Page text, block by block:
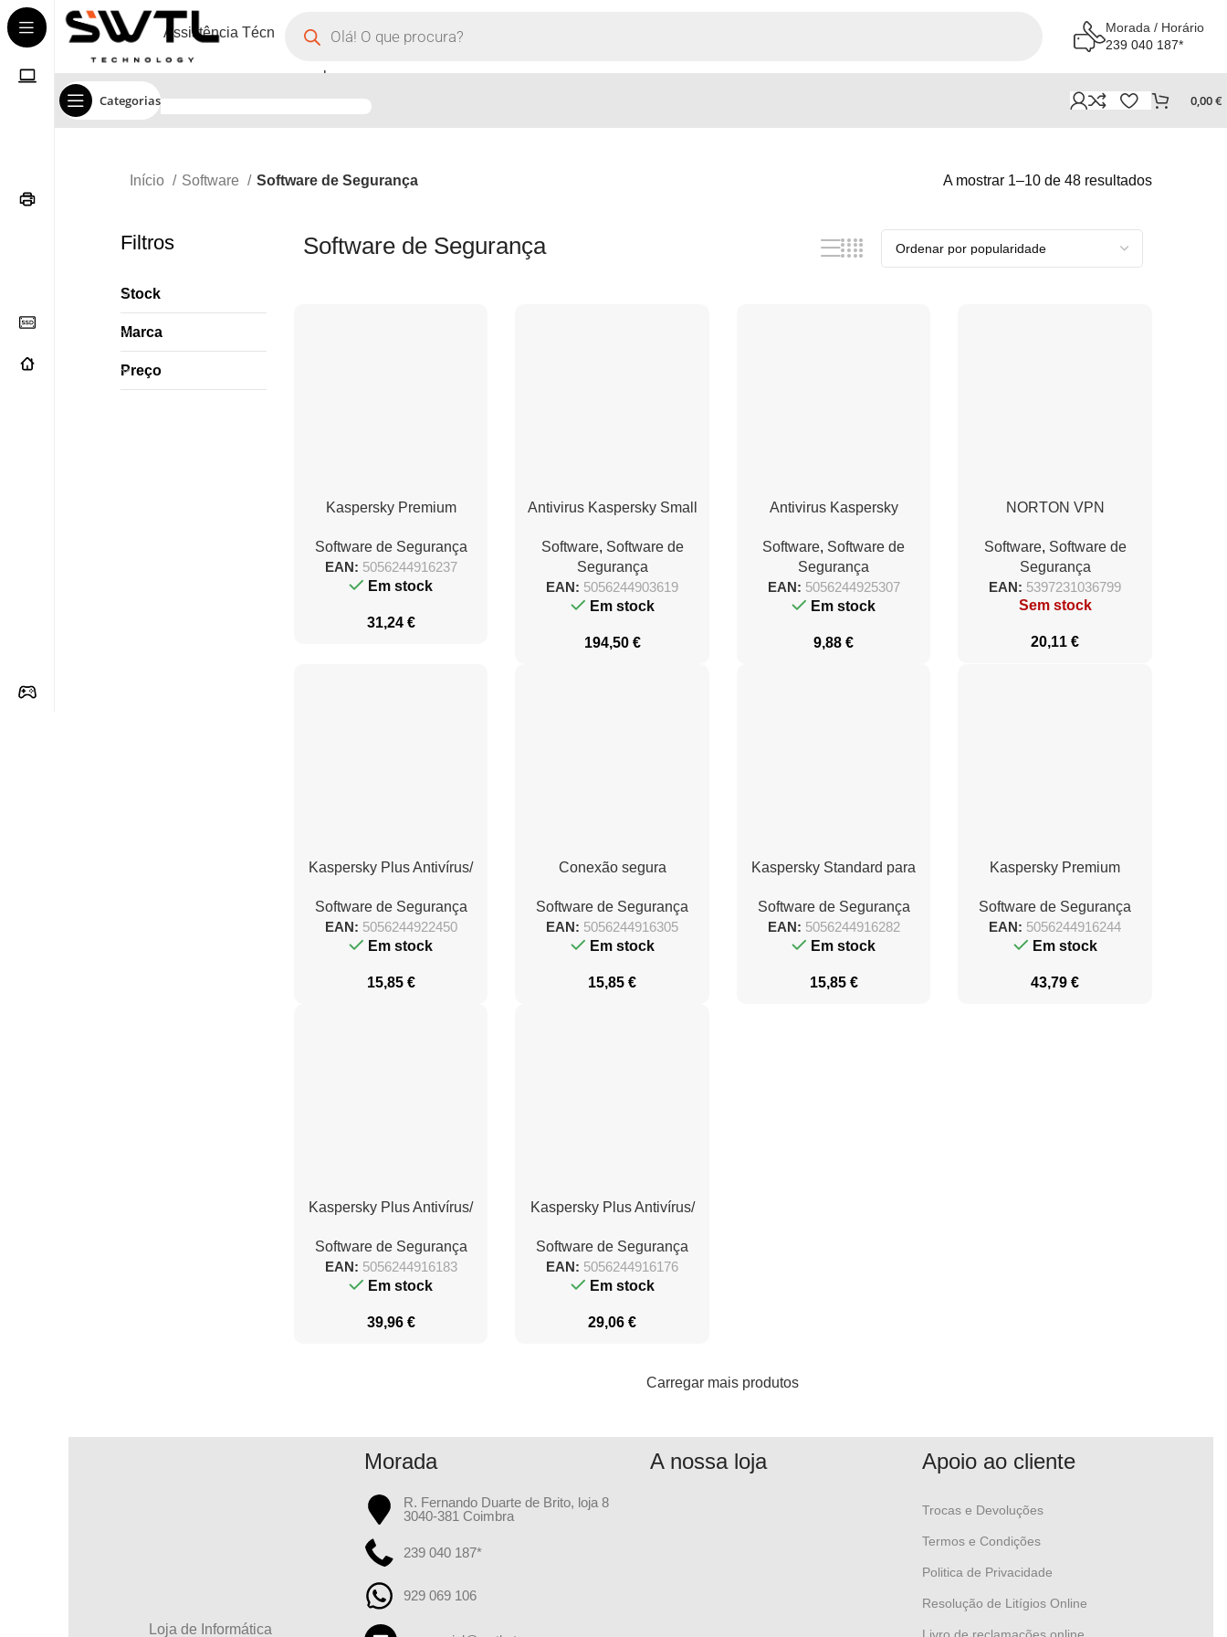
Morada / Horário
239 040 187*
Categorias
Assistência Técnica
0,00€
Início Software Software de Segurança A mostrar 1–10 de 48 resultados
Filtros
Stock
Marca
Preço
Software de Segurança
Kaspersky Premium
ano
Software de Segurança
EAN: 5056244916237
Em stock
31,24 €
Antivirus Kaspersky Small
Dispositivos + 1 Servidor/
1 Año
Software, Software de
Segurança
EAN: 5056244903619
Em stock
194,50 €
Antivirus Kaspersky
Año venta con pc/ Formato
Tarjeta
Software, Software de
Segurança
EAN: 5056244925307
Em stock
9,88€
NORTON VPN
USER 5 DEVICE 12MO
GENERIC RSP MM GUM
Software, Software de
Segurança
EAN: 5397231036799
Sem stock
20,11€
Kaspersky Plus Antivírus/
Software de Segurança
EAN: 5056244922450
Em stock
15,85 €
Conexão segura
dispositivos/ 1 ano
Software de Segurança
EAN: 5056244916305
Em stock
15,85€
Kaspersky Standard para
ano
Software de Segurança
EAN: 5056244916282
Em stock
15,85 €
Kaspersky Premium
1 ano
Software de Segurança
EAN: 5056244916244
Em stock
43,79€
Kaspersky Plus Antivírus/
Software de Segurança
EAN: 5056244916183
Em stock
39,96 €
Kaspersky Plus Antivírus/
Software de Segurança
EAN: 5056244916176
Em stock
29,06€
Carregar mais produtos
Loja de Informática
Morada
R. Fernando Duarte de Brito, loja 8
3040-381 Coimbra
239 040 187*
929 069 106
A nossa loja Apoio ao cliente
Trocas e Devoluções
Termos e Condições
Politica de Privacidade
Resolução de Litígios Online
Livro de reclamações online